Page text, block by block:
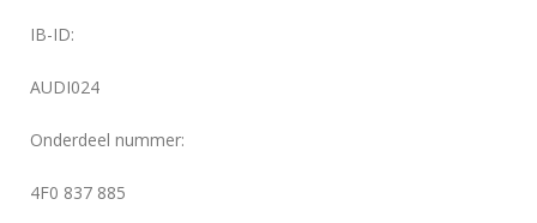
r
IB-ID:
AUDI024
Onderdeel nummer:
4F0 837 885